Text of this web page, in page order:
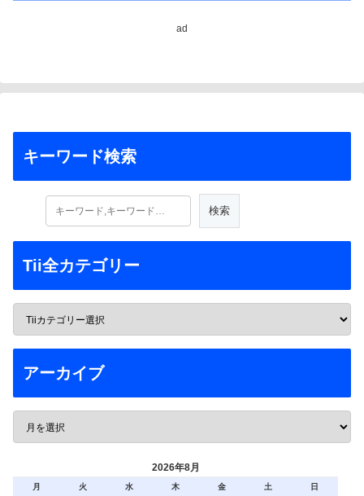
ad
キーワード検索
Tii全カテゴリー
アーカイブ
2026年8月
月 火 水 木 金 土 日